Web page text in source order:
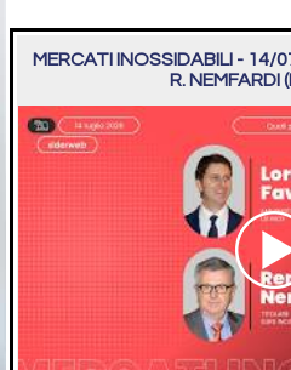
MERCATI INOSSIDABILI - 14/
R. NEMFARDI